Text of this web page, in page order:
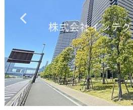
Previous